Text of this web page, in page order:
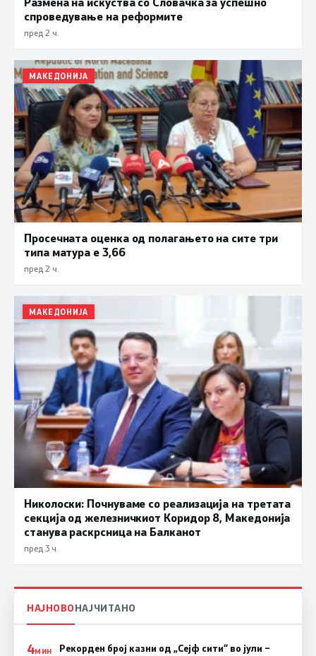
спроведување на реформите
пред 2 ч.
МАКЕДОНИЈА
Просечната оценка од полагањето на сите три
типа матура е 3,66
пред 2 ч.
МАКЕДОНИЈА
Николоски: Почнуваме со реализација на третата
секција од железничкиот Коридор 8, Македонија
станува раскрсница на Балканот
пред 3 ч.
НАЈНОВОНАЈЧИТАНО
4МИН
Рекорден број казни од „Сејф сити“ во јули –